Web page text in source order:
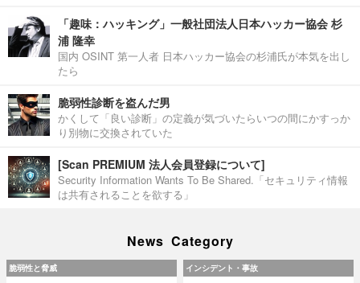
「趣味：ハッキング」一般社団法人日本ハッカー協会 杉
浦 隆幸
国内 OSINT 第一人者 日本ハッカー協会の杉浦氏が本気を出し
たら
脆弱性診断を盗んだ男
かくして「良い診断」の定義が気づいたらいつの間にかすっか
り別物に交換されていた
[Scan PREMIUM 法人会員登録について]
Security Information Wants To Be Shared.「セキュリティ情報
は共有されることを欲する」
News Category
脆弱性と脅威 インシデント・事故